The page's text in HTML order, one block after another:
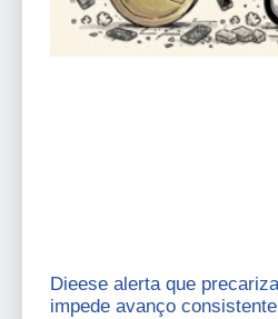
Dieese alerta que
impede avanço consistente